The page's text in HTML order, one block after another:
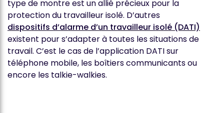
type de montre est un allié précieux pour la
protection du travailleur isolé. D’autres
dispositifs d’alarme d’un travailleur isolé (DATI)
existent pour s’adapter à toutes les situations de
travail. C’est le cas de l’application DATI sur
téléphone mobile, les boîtiers communicants ou
encore les talkie-walkies.